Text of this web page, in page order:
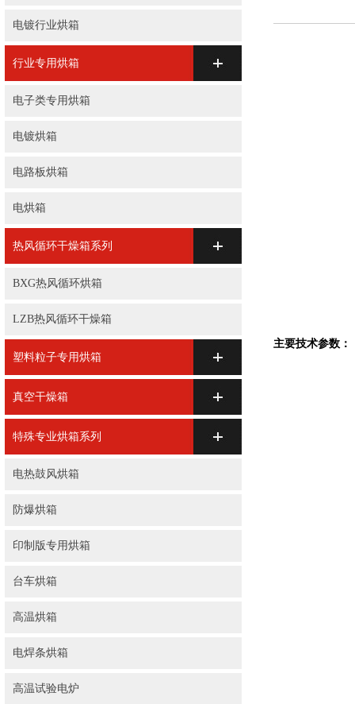
电镀行业烘箱
行业专用烘箱
电子类专用烘箱
电镀烘箱
电路板烘箱
电烘箱
热风循环干燥箱系列
BXG热风循环烘箱
LZB热风循环干燥箱
塑料粒子专用烘箱
真空干燥箱
特殊专业烘箱系列
电热鼓风烘箱
防爆烘箱
印制版专用烘箱
台车烘箱
高温烘箱
电焊条烘箱
高温试验电炉
主要技术参数：